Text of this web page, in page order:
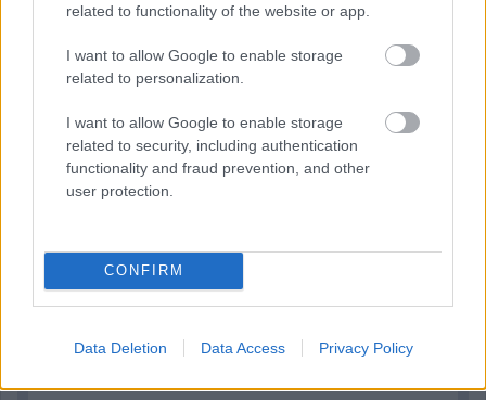
related to functionality of the website or app.
I want to allow Google to enable storage
related to personalization.
I want to allow Google to enable storage
related to security, including authentication
functionality and fraud prevention, and other
user protection.
CONFIRM
Data Deletion Data Access Privacy Policy
1 napja
Hakkinen megtartaná a Norris-Piastri párost a